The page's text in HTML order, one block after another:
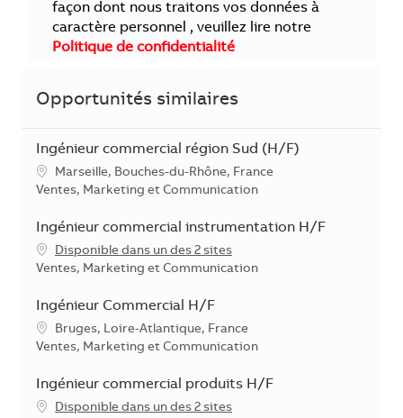
façon dont nous traitons vos données à
caractère personnel , veuillez lire notre
Politique de confidentialité
Opportunités similaires
Ingénieur commercial région Sud (H/F)
Localisation
Marseille, Bouches-du-Rhône, France
Catégorie
Ventes, Marketing et Communication
Ingénieur commercial instrumentation H/F
Disponible dans un des 2 sites
Catégorie
Ventes, Marketing et Communication
Ingénieur Commercial H/F
Localisation
Bruges, Loire-Atlantique, France
Catégorie
Ventes, Marketing et Communication
Ingénieur commercial produits H/F
Disponible dans un des 2 sites